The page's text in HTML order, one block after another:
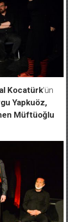
Kocatürk’ün
Yapkuöz,
Müftüoğlu